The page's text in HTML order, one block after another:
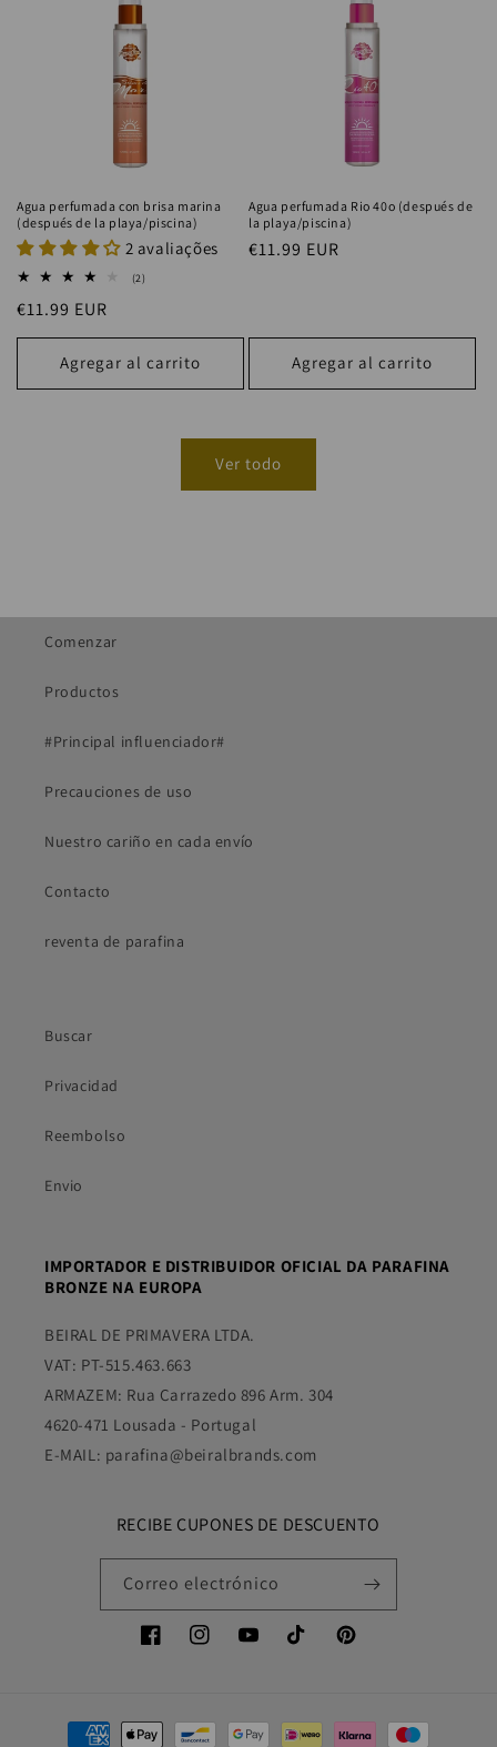
Agua perfumada con brisa marina
(después de la playa/piscina)
2 avaliações
(2)
Precio
habitual
€11.99 EUR
Agregar al carrito
Agua perfumada Rio 40o (después de
la playa/piscina)
Precio
€11.99 EUR
Agregar al carrito
Ver todo
Comenzar
Productos
#Principal influenciador#
Precauciones de uso
Nuestro cariño en cada envío
Contacto
reventa de parafina
Buscar
Privacidad
Reembolso
Envio
IMPORTADOR E DISTRIBUIDOR OFICIAL DA PARAFINA
BRONZE NA EUROPA
BEIRAL DE PRIMAVERA LTDA.
VAT: PT-515.463.663
ARMAZEM: Rua Carrazedo 896 Arm. 304
4620-471 Lousada - Portugal
E-MAIL: parafina@beiralbrands.com
RECIBE CUPONES DE DESCUENTO
Correo electrónico
FacebookInstagramYouTubeTikTok Pinterest
Formas